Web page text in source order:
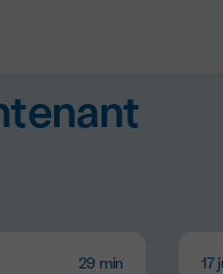
min - Entre la vie et la maternité avec Ariane
29 min 17